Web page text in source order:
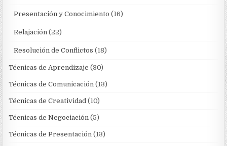
Presentación y Conocimiento (16)
Relajación (22)
Resolución de Conflictos (18)
Técnicas de Aprendizaje (30)
Técnicas de Comunicación (13)
Técnicas de Creatividad (10)
Técnicas de Negociación (5)
Técnicas de Presentación (13)